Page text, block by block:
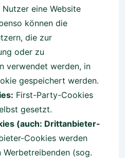
eine Website
können die
die zur
oder zu
verwendet werden, in
gespeichert werden.
First-Party-Cookies
gesetzt.
(auch: Drittanbieter-
Cookies werden
(sog.